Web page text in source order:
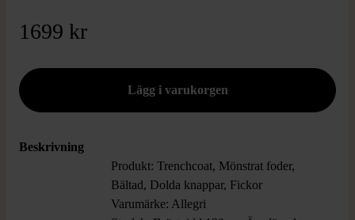
1699 kr
Beskrivning
Produkt: Trenchcoat, Mönstrat foder,
Bältad, Dolda knappar, Fickor
Varumärke: Allegri